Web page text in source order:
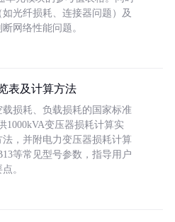
光纤损耗、连接器问题）及
网络性能问题。
表及计算方法
损耗、负载损耗的国家标准
1000kVA变压器损耗计算实
，并附电力变压器损耗计算
等常见型号参数，指导用户
。